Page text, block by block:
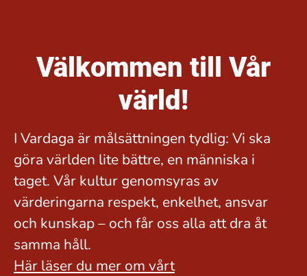
Välkommen till Vår
värld!
I Vardaga är målsättningen tydlig: Vi ska
göra världen lite bättre, en människa i
taget. Vår kultur genomsyras av
värderingarna respekt, enkelhet, ansvar
och kunskap – och får oss alla att dra åt
samma håll.
Här läser du mer om vårt